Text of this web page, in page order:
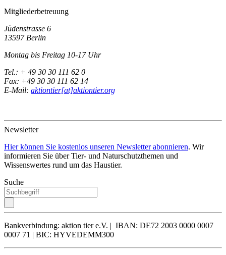
Mitgliederbetreuung
Jüdenstrasse 6
13597 Berlin
Montag bis Freitag 10-17 Uhr
Tel.: + 49 30 30 111 62 0
Fax: +49 30 30 111 62 14
E-Mail: aktiontier[at]aktiontier.org
Newsletter
Hier können Sie kostenlos unseren Newsletter abonnieren. Wir
informieren Sie über Tier- und Naturschutzthemen und
Wissenswertes rund um das Haustier.
Suche
Bankverbindung: aktion tier e.V. | IBAN: DE72 2003 0000 0007
0007 71 | BIC: HYVEDEMM300